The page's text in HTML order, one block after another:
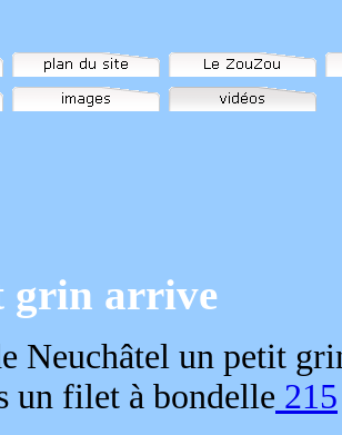
grin arrive
Neuchâtel un petit
un filet à bondelle 215